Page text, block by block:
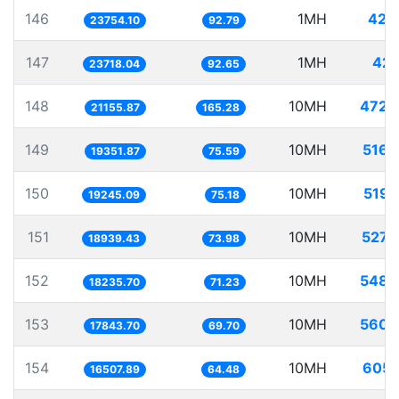
146 23754.10 92.79 1MH
147 23718.04 92.65 1MH
148 21155.87 165.28 10MH
149 19351.87 75.59 10MH
150 19245.09 75.18 10MH
151 18939.43 73.98 10MH
152 18235.70 71.23 10MH
153 17843.70 69.70 10MH
154 16507.89 64.48 10MH